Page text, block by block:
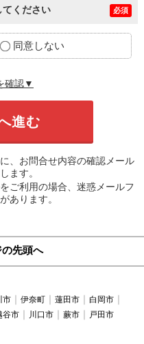
ください 必須
同意しない
確認▼
、お問合せ内容の確認メール
ます。
ご利用の場合、迷惑メールフ
あります。
先頭へ
市 伊奈町 蓮田市
白岡市
谷市 川口市 蕨市 戸田市